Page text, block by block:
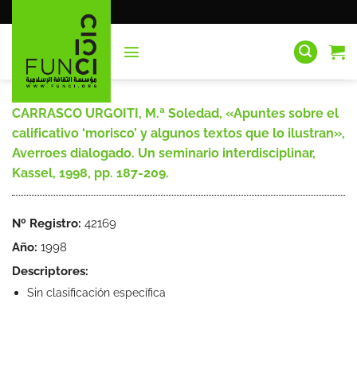
al
CARRASCO URGOITI, M.ª Soledad, «Apuntes sobre el
calificativo ‘morisco’ y algunos textos que lo ilustran»,
Averroes dialogado. Un seminario interdisciplinar,
Kassel, 1998, pp. 187-209.
Nº Registro: 42169
Año: 1998
Descriptores:
Sin clasificación específica